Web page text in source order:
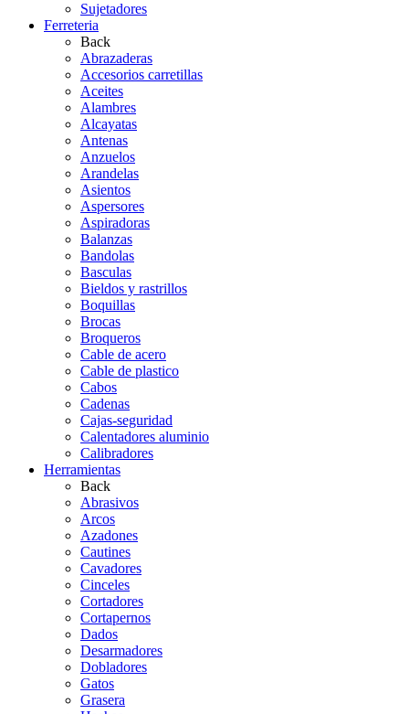
Sujetadores
Ferreteria
Back
Abrazaderas
Accesorios carretillas
Aceites
Alambres
Alcayatas
Antenas
Anzuelos
Arandelas
Asientos
Aspersores
Aspiradoras
Balanzas
Bandolas
Basculas
Bieldos y rastrillos
Boquillas
Brocas
Broqueros
Cable de acero
Cable de plastico
Cabos
Cadenas
Cajas-seguridad
Calentadores aluminio
Calibradores
Herramientas
Back
Abrasivos
Arcos
Azadones
Cautines
Cavadores
Cinceles
Cortadores
Cortapernos
Dados
Desarmadores
Dobladores
Gatos
Grasera